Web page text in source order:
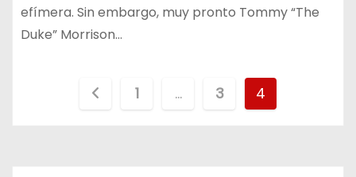
efímera. Sin embargo, muy pronto Tommy “The
Duke” Morrison…
1 … 3 4